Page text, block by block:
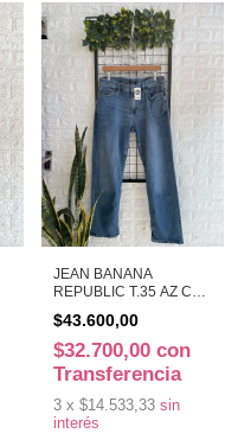
JEAN BANANA
REPUBLIC T.35 AZ CO
$43.600,00
$32.700,00 con
Transferencia
3 x $14.533,33 sin
interés